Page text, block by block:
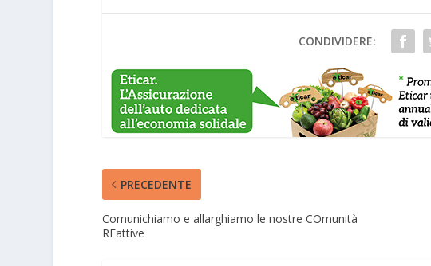
CONDIVIDERE:
PRECEDENTE
Comunichiamo e allarghiamo le nostre COmunità
REattive